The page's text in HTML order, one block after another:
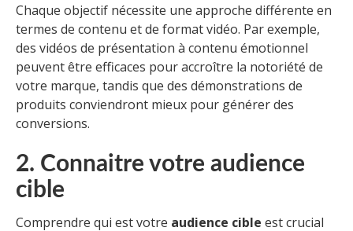
Chaque objectif nécessite une approche différente en
termes de contenu et de format vidéo. Par exemple,
des vidéos de présentation à contenu émotionnel
peuvent être efficaces pour accroître la notoriété de
votre marque, tandis que des démonstrations de
produits conviendront mieux pour générer des
conversions.
2. Connaitre votre audience
cible
Comprendre qui est votre audience cible est crucial